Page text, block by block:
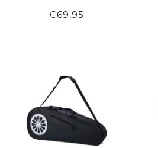
€69,95